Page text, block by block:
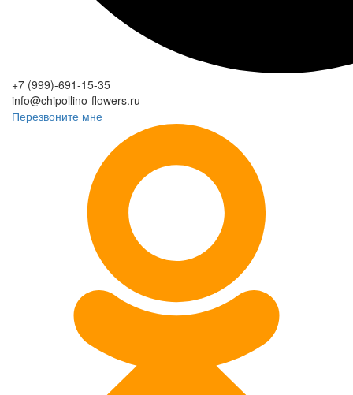
+7 (999)-691-15-35
info@chipollino-flowers.ru
Перезвоните мне